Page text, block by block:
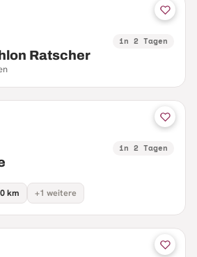
in 2 Tagen
Ratscher
in 2 Tagen
km +1 weitere